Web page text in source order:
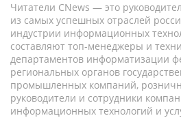
Читатели CNews — это
из самых успешных отраслей
индустрии информационных
составляют топ-менеджеры и
департаментов информатизации
региональных органов
промышленных компаний,
руководители и сотрудники
информационных технологий и